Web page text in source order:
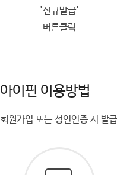
'신규발급'
버튼클릭
아이핀 이용방법
회원가입 또는 성인인증 시 발